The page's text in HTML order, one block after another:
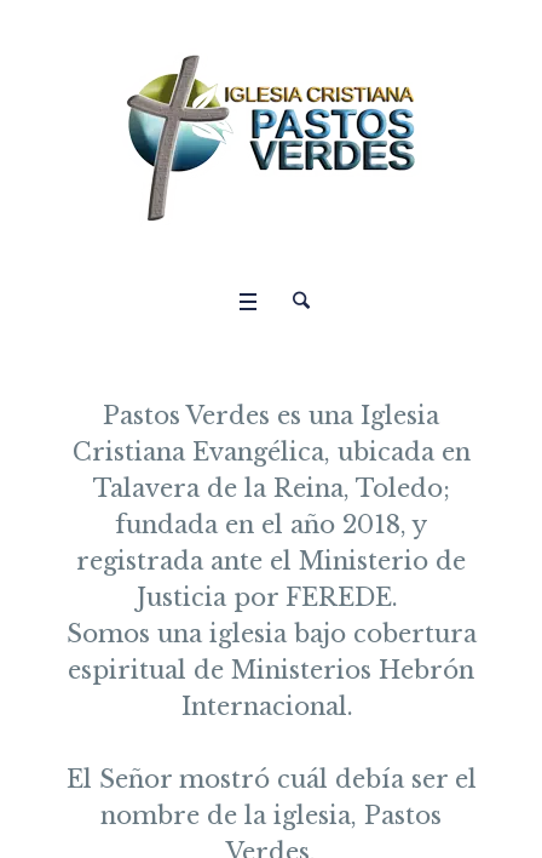
Pastos Verdes es una Iglesia
Cristiana Evangélica, ubicada en
Talavera de la Reina, Toledo;
fundada en el año 2018, y
registrada ante el Ministerio de
Justicia por FEREDE.
Somos una iglesia bajo cobertura
espiritual de Ministerios Hebrón
Internacional.
El Señor mostró cuál debía ser el
nombre de la iglesia, Pastos
Verdes,